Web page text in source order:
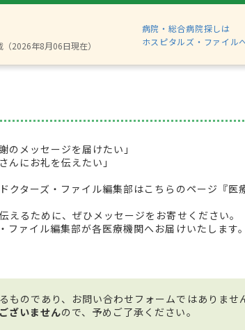
2026年8月06日現在）
病院・総合病院探しは
ホスピタルズ・ファイル
のメッセージを届けたい」
んにお礼を伝えたい」
クターズ・ファイル編集部はこちらのページ『医
るために、ぜひメッセージをお寄せください。
ァイル編集部が各医療機関へお届けいたします。
のであり、お問い合わせフォームではありませ
ざいませんので、予めご了承ください。